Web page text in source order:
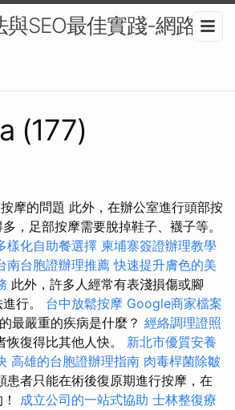
SEO最佳實踐-網路行
(177)
摩的問題 此外，在辦公室進行頭部按
，足部按摩需要脫掉鞋子、襪子等。
樣化自助餐選擇 柬埔寨簽證辦理教學
南台胞證辦理推薦 快速提升膚色的美
此外，許多人經常有表淺損傷或腳
行。 台中放鬆按摩 Google商家檔案
最嚴重的疾病是什麼？ 經絡調理證照
恢復得比其他人快。 新北市優質安養
高雄的台胞證辦理指南 肉毒桿菌除皺
患者只能在術後復原期進行按摩，在
成立公司的一站式協助 士林整復療